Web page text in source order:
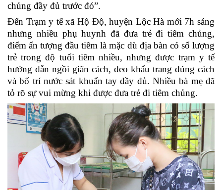
chủng đầy đủ trước đó”.
Đến Trạm y tế xã Hộ Độ, huyện Lộc Hà mới 7h sáng
nhưng nhiều phụ huynh đã đưa trẻ đi tiêm chủng,
điểm ấn tượng đầu tiêm là mặc dù địa bàn có số lượng
trẻ trong độ tuổi tiêm nhiều, nhưng được trạm y tế
hướng dẫn ngồi giãn cách, đeo khẩu trang đúng cách
và bố trí nước sát khuẩn tay đầy đủ. Nhiều bà mẹ đã
tỏ rõ sự vui mừng khi được đưa trẻ đi tiêm chủng.